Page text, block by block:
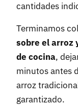
cantidades
Terminamos
sobre el arroz
de cocina,
minutos antes
arroz
garantizado.